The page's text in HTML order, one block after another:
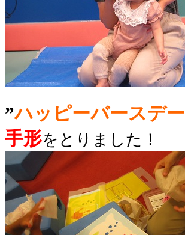
”ハッピーバースデー
手形をとりました！